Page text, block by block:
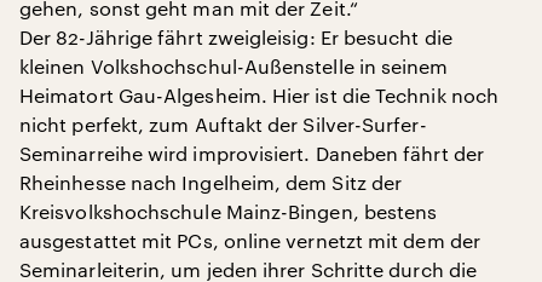
gehen, sonst geht man mit der Zeit.“
Der 82-Jährige fährt zweigleisig: Er besucht die
kleinen Volkshochschul-Außenstelle in seinem
Heimatort Gau-Algesheim. Hier ist die Technik noch
nicht perfekt, zum Auftakt der Silver-Surfer-
Seminarreihe wird improvisiert. Daneben fährt der
Rheinhesse nach Ingelheim, dem Sitz der
Kreisvolkshochschule Mainz-Bingen, bestens
ausgestattet mit PCs, online vernetzt mit dem der
Seminarleiterin, um jeden ihrer Schritte durch die